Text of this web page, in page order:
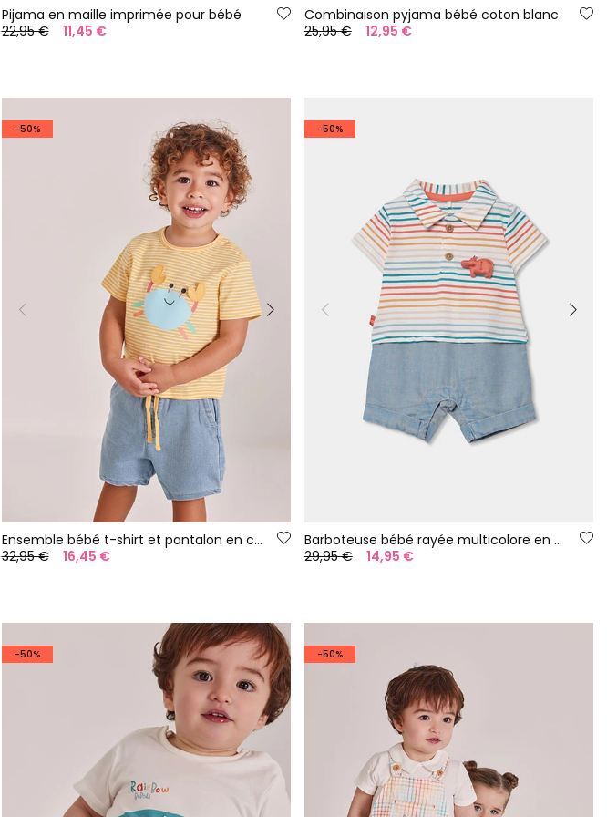
Pijama en maille imprimée pour bébé
22,95 €
11,45 €
Combinaison pyjama bébé coton blanc
25,95 €
12,95 €
-50%
Ensemble bébé t-shirt et pantalon en coton jaune bleu
32,95 €
16,45 €
-50%
Barboteuse bébé rayée multicolore en coton
29,95 €
14,95 €
-50% -50%